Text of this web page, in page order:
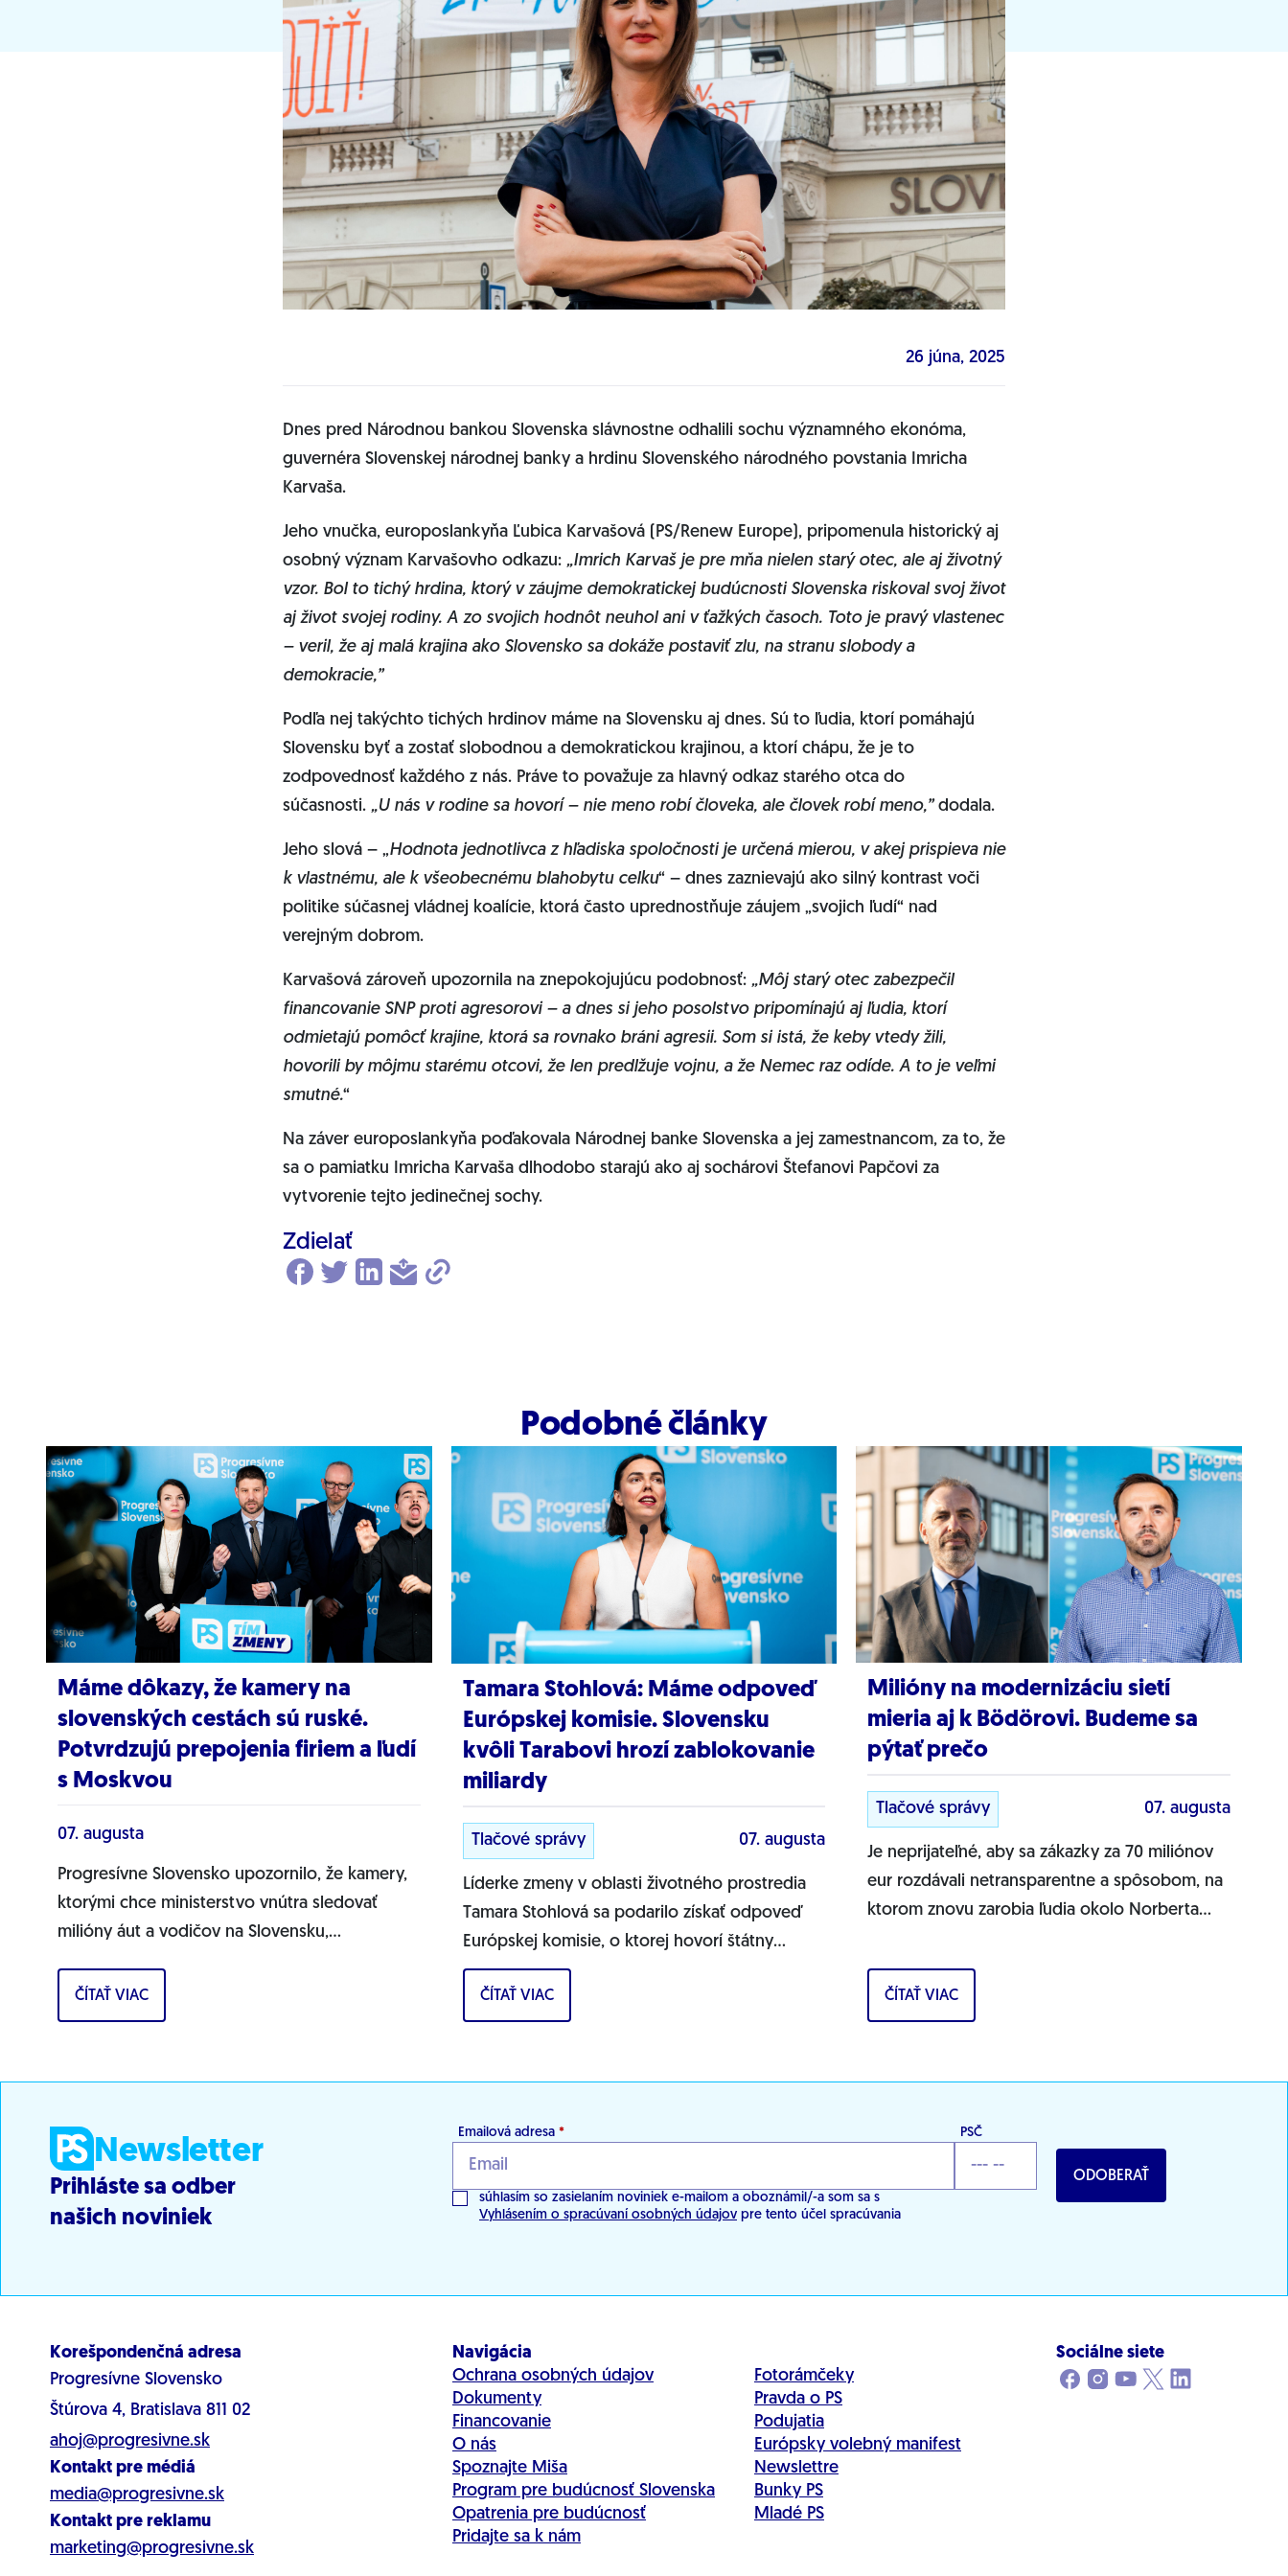
26 júna, 2025
Dnes pred Národnou bankou Slovenska slávnostne odhalili sochu významného ekonóma,
guvernéra Slovenskej národnej banky a hrdinu Slovenského národného povstania Imricha
Karvaša.
Jeho vnučka, europoslankyňa Ľubica Karvašová (PS/Renew Europe), pripomenula historický aj
osobný význam Karvašovho odkazu: „Imrich Karvaš je pre mňa nielen starý otec, ale aj životný
vzor. Bol to tichý hrdina, ktorý v záujme demokratickej budúcnosti Slovenska riskoval svoj život
aj život svojej rodiny. A zo svojich hodnôt neuhol ani v ťažkých časoch. Toto je pravý vlastenec
– veril, že aj malá krajina ako Slovensko sa dokáže postaviť zlu, na stranu slobody a
demokracie,”
Podľa nej takýchto tichých hrdinov máme na Slovensku aj dnes. Sú to ľudia, ktorí pomáhajú
Slovensku byť a zostať slobodnou a demokratickou krajinou, a ktorí chápu, že je to
zodpovednosť každého z nás. Práve to považuje za hlavný odkaz starého otca do
súčasnosti. „U nás v rodine sa hovorí – nie meno robí človeka, ale človek robí meno,”dodala.
Jeho slová – „Hodnota jednotlivca z hľadiska spoločnosti je určená mierou, v akej prispieva nie
k vlastnému, ale k všeobecnému blahobytu celku“ – dnes zaznievajú ako silný kontrast voči
politike súčasnej vládnej koalície, ktorá často uprednostňuje záujem „svojich ľudí“ nad
verejným dobrom.
Karvašová zároveň upozornila na znepokojujúcu podobnosť: „Môj starý otec zabezpečil
financovanie SNP proti agresorovi – a dnes si jeho posolstvo pripomínajú aj ľudia, ktorí
odmietajú pomôcť krajine, ktorá sa rovnako bráni agresii. Som si istá, že keby vtedy žili,
hovorili by môjmu starému otcovi, že len predlžuje vojnu, a že Nemec raz odíde. A to je veľmi
smutné.“
Na záver europoslankyňa poďakovala Národnej banke Slovenska a jej zamestnancom, za to, že
sa o pamiatku Imricha Karvaša dlhodobo starajú ako aj sochárovi Štefanovi Papčovi za
vytvorenie tejto jedinečnej sochy.
Zdielať
Podobné články
Máme dôkazy, že kamery na
slovenských cestách sú ruské.
Potvrdzujú prepojenia firiem a ľudí
s Moskvou
07. augusta
Progresívne Slovensko upozornilo, že kamery,
ktorými chce ministerstvo vnútra sledovať
milióny áut a vodičov na Slovensku,
hnutie prinieslo dôkazy,...
ČÍTAŤ VIAC
Tamara Stohlová: Máme odpoveď
Európskej komisie. Slovensku
kvôli Tarabovi hrozí zablokovanie
miliardy
Tlačové správy 07. augusta
Líderke zmeny v oblasti životného prostredia
Tamara Stohlová sa podarilo získať odpoveď
Európskej komisie, o ktorej hovorí štátny
tajomník MŽP Filip Kuffa. Môžem
jednoznačne...
ČÍTAŤ VIAC
Milióny na modernizáciu sietí
mieria aj k Bödörovi. Budeme sa
pýtať prečo
Tlačové správy 07. augusta
Je neprijateľné, aby sa zákazky za 70 miliónov
eur rozdávali netransparentne a spôsobom, na
ktorom znovu zarobia ľudia okolo Norberta
Slovenska a...
ČÍTAŤ VIAC
Newsletter
Prihláste sa odber
našich noviniek
Emailová adresa * PSČ
súhlasím so zasielaním noviniek e-mailom a oboznámil/-a som sa s
Vyhlásením o spracúvaní osobných údajov pre tento účel spracúvania
ODOBERAŤ
Navigácia
Ochrana osobných údajov
Dokumenty
Financovanie
O nás
Spoznajte Miša
Program pre budúcnosť Slovenska
Opatrenia pre budúcnosť
Pridajte sa k nám
Fotorámčeky
Pravda o PS
Podujatia
Európsky volebný manifest
Newslettre
Bunky PS
Mladé PS
Sociálne siete
Korešpondenčná adresa
Progresívne Slovensko
Štúrova 4, Bratislava 811 02
ahoj@progresivne.sk
Kontakt pre médiá
media@progresivne.sk
Kontakt pre reklamu
marketing@progresivne.sk